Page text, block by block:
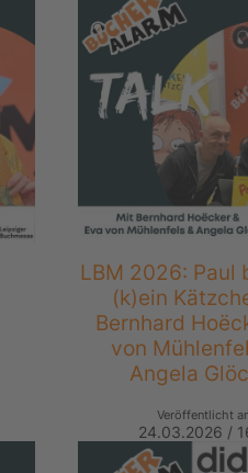
LBM 2026: Paul
(k)ein
Bernhard
von
Angela
Veröffentlicht
24.03.2026 /